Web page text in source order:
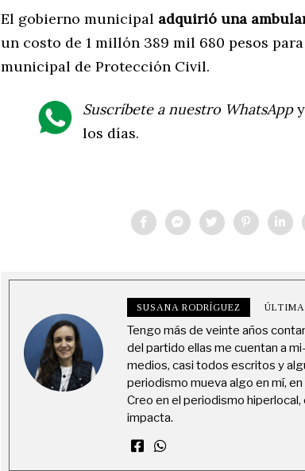
El gobierno municipal adquirió una
un costo de 1 millón 389 mil 680 pesos
municipal de Protección Civil.
Suscríbete a nuestro WhatsAppy
los días.
SUSANA RODRÍGUEZ
Tengo más de veinte años
del partido ellas me cuentan a
medios, casi todos escritos y
periodismo mueva algo en mí,
Creo en el periodismo
impacta.